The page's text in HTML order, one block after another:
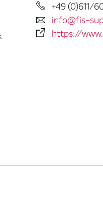
+49 (0)611/
info@fis-
https://